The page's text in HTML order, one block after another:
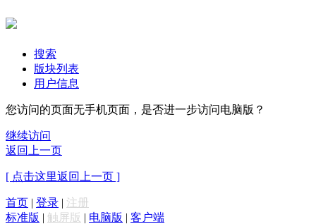
搜索
版块列表
用户信息
您访问的页面无手机页面，是否进一步访问电脑版？
继续访问
返回上一页
[ 点击这里返回上一页 ]
首页 | 登录 | 注册
标准版 | 触屏版 | 电脑版 | 客户端